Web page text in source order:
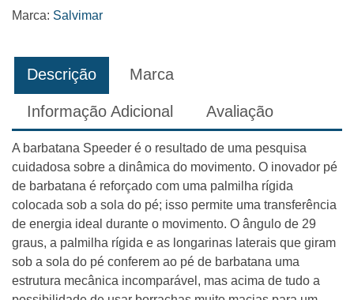
Marca: Salvimar
Descrição Marca
Informação Adicional Avaliação
A barbatana Speeder é o resultado de uma pesquisa
cuidadosa sobre a dinâmica do movimento. O inovador pé
de barbatana é reforçado com uma palmilha rígida
colocada sob a sola do pé; isso permite uma transferência
de energia ideal durante o movimento. O ângulo de 29
graus, a palmilha rígida e as longarinas laterais que giram
sob a sola do pé conferem ao pé de barbatana uma
estrutura mecânica incomparável, mas acima de tudo a